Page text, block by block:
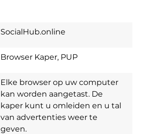
SocialHub.online
Browser Kaper, PUP
Elke browser op uw computer
kan worden aangetast. De
kaper kunt u omleiden en u tal
van advertenties weer te
geven.